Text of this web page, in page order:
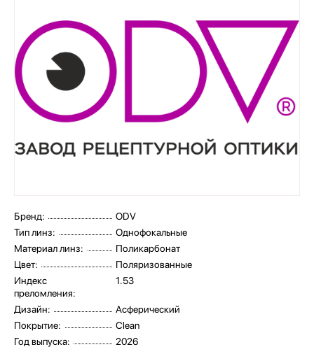
Бренд:
ODV
Тип линз:
Однофокальные
Материал линз:
Поликарбонат
Цвет:
Поляризованные
Индекс
преломления:
1.53
Дизайн:
Асферический
Покрытие:
Clean
Год выпуска:
2026